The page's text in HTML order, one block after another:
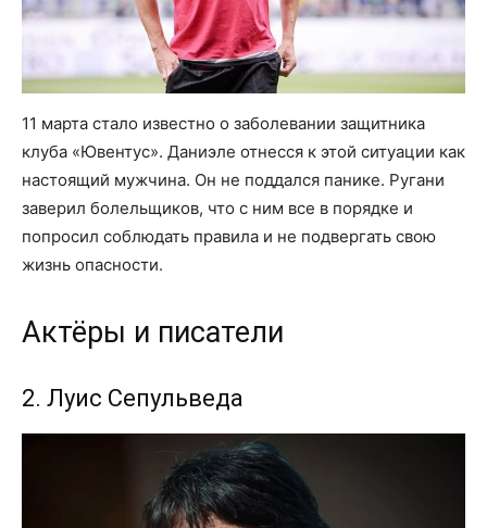
11 марта стало известно о заболевании защитника
клуба «Ювентус». Даниэле отнесся к этой ситуации как
настоящий мужчина. Он не поддался панике. Ругани
заверил болельщиков, что с ним все в порядке и
попросил соблюдать правила и не подвергать свою
жизнь опасности.
Актёры и писатели
2. Луис Сепульведа